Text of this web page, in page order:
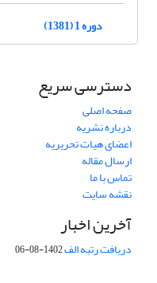
دوره 1 (1381)
دسترسی سریع
صفحه اصلی
درباره نشریه
اعضای هیات تحریریه
ارسال مقاله
تماس با ما
نقشه سایت
آخرین اخبار
دریافت رتبه الف1402-08-06